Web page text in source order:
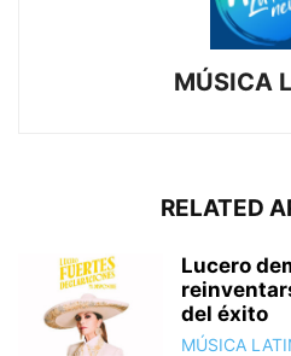
MÚSICA
RELATED
Lucero
del éxito
MÚSICA